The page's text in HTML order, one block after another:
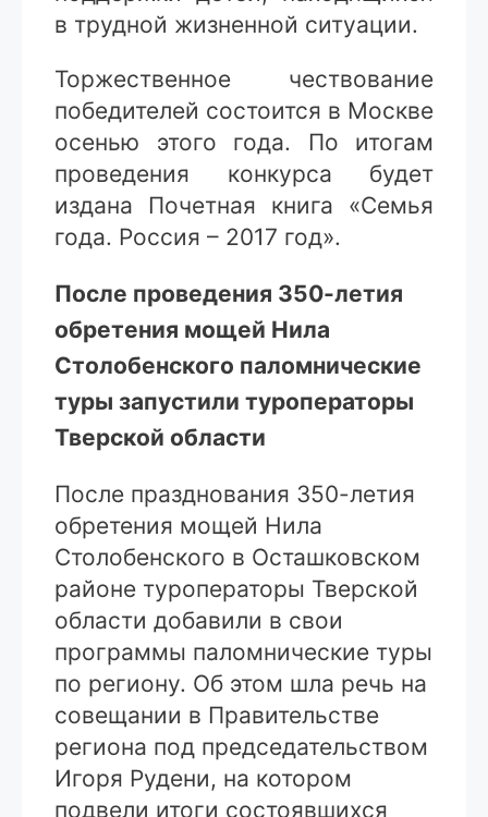
в трудной жизненной ситуации.
Торжественное чествование
победителей состоится в Москве
осенью этого года. По итогам
проведения конкурса будет
издана Почетная книга «Семья
года. Россия – 2017 год».
После проведения 350-летия
обретения мощей Нила
Столобенского паломнические
туры запустили туроператоры
Тверской области
После празднования 350-летия
обретения мощей Нила
Столобенского в Осташковском
районе туроператоры Тверской
области добавили в свои
программы паломнические туры
по региону. Об этом шла речь на
совещании в Правительстве
региона под председательством
Игоря Рудени, на котором
подвели итоги состоявшихся